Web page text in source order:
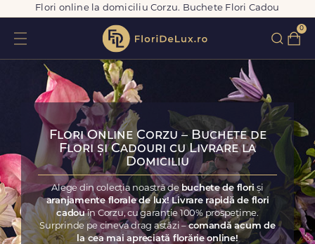
Flori online la domiciliu Corzu. Buchete Flori Cadou
0
Flori Online Corzu – Buchete de
Flori și Cadouri cu Livrare la
Domiciliu
Alege din colecția noastră de buchete de floriși
aranjamente florale de lux! Livrare rapidă de flori
cadouîn Corzu, cu garanție 100% prospețime.
Surprinde pe cineva drag astăzi –comandă acum de
la cea mai apreciată florărie online!